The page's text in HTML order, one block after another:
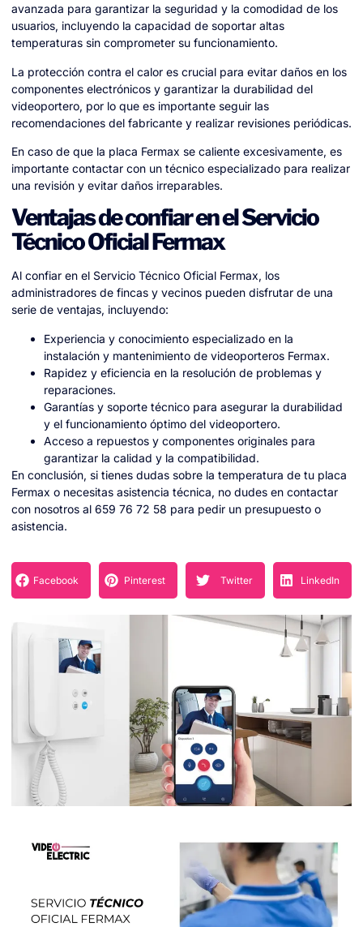
avanzada para garantizar la seguridad y la comodidad de los
usuarios, incluyendo la capacidad de soportar altas
temperaturas sin comprometer su funcionamiento.
La protección contra el calor es crucial para evitar daños en los
componentes electrónicos y garantizar la durabilidad del
videoportero, por lo que es importante seguir las
recomendaciones del fabricante y realizar revisiones periódicas.
En caso de que la placa Fermax se caliente excesivamente, es
importante contactar con un técnico especializado para realizar
una revisión y evitar daños irreparables.
Ventajas de confiar en el Servicio
Técnico Oficial Fermax
Al confiar en el Servicio Técnico Oficial Fermax, los
administradores de fincas y vecinos pueden disfrutar de una
serie de ventajas, incluyendo:
Experiencia y conocimiento especializado en la
instalación y mantenimiento de videoporteros Fermax.
Rapidez y eficiencia en la resolución de problemas y
reparaciones.
Garantías y soporte técnico para asegurar la durabilidad
y el funcionamiento óptimo del videoportero.
Acceso a repuestos y componentes originales para
garantizar la calidad y la compatibilidad.
En conclusión, si tienes dudas sobre la temperatura de tu placa
Fermax o necesitas asistencia técnica, no dudes en contactar
con nosotros al 659 76 72 58 para pedir un presupuesto o
asistencia.
Facebook Pinterest Twitter LinkedIn